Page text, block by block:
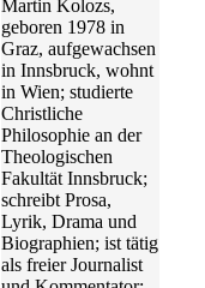
Martin Kolozs,
geboren 1978 in
Graz, aufgewachsen
in Innsbruck, wohnt
in Wien; studierte
Christliche
Philosophie an der
Theologischen
Fakultät Innsbruck;
schreibt Prosa,
Lyrik, Drama und
Biographien; ist tätig
als freier Journalist